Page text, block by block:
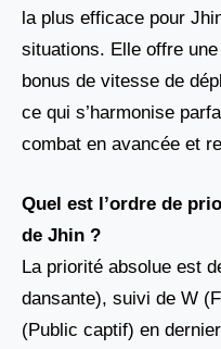
la plus efficace pour
situations. Elle offre
bonus de vitesse de
ce qui s’harmonise
combat en avancée et
Quel est l’ordre de
de Jhin ?
La priorité absolue est
dansante), suivi de W
(Public captif) en